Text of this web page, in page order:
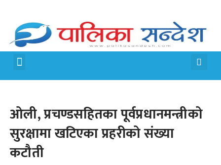
ओली, प्रचण्डसहितका पूर्वप्रधानमन्त्रीको
सुरक्षामा खटिएका प्रहरीको संख्या
कटौती